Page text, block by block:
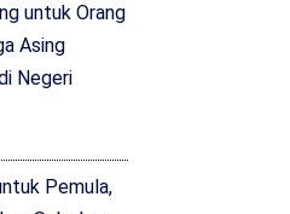
untuk Orang
Asing
Negeri
Pemula,